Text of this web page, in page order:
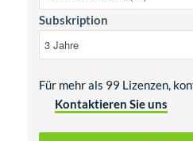
Subskription
Für mehr als 99 Lizenzen,
Kontaktieren Sie uns